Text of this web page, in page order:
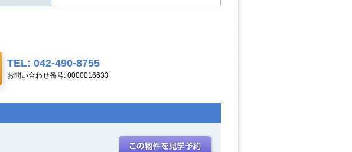
TEL: 042-490-8755
お問い合わせ番号: 0000016633